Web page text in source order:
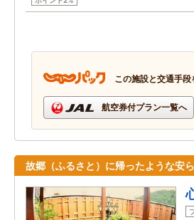
この施設と交通手
航空券付プラン一覧へ
故郷（ふるさと）に帰ったような安